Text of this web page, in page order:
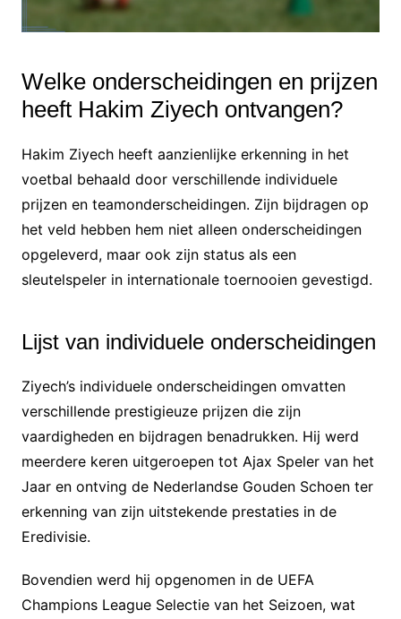
Welke onderscheidingen en prijzen
heeft Hakim Ziyech ontvangen?
Hakim Ziyech heeft aanzienlijke erkenning in het
voetbal behaald door verschillende individuele
prijzen en teamonderscheidingen. Zijn bijdragen op
het veld hebben hem niet alleen onderscheidingen
opgeleverd, maar ook zijn status als een
sleutelspeler in internationale toernooien gevestigd.
Lijst van individuele onderscheidingen
Ziyech’s individuele onderscheidingen omvatten
verschillende prestigieuze prijzen die zijn
vaardigheden en bijdragen benadrukken. Hij werd
meerdere keren uitgeroepen tot Ajax Speler van het
Jaar en ontving de Nederlandse Gouden Schoen ter
erkenning van zijn uitstekende prestaties in de
Eredivisie.
Bovendien werd hij opgenomen in de UEFA
Champions League Selectie van het Seizoen, wat